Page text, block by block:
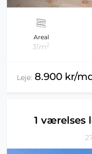
Areal
31m2
Leje: 8.900 kr/
1 værelses